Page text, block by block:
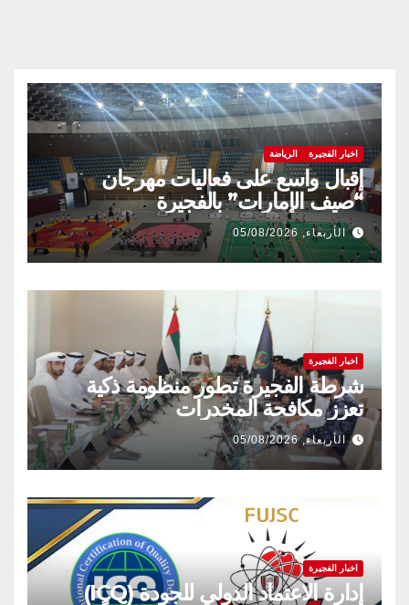
اخبار الفجيرة الرياضة
إقبال واسع على فعاليات مهرجان
“صيف الإمارات” بالفجيرة
الأربعاء, 05/08/2026
اخبار الفجيرة
شرطة الفجيرة تطور منظومة ذكية
تعزز مكافحة المخدرات
الأربعاء, 05/08/2026
اخبار الفجيرة
إدارة الاعتماد الدولي للجودة (ICQ)